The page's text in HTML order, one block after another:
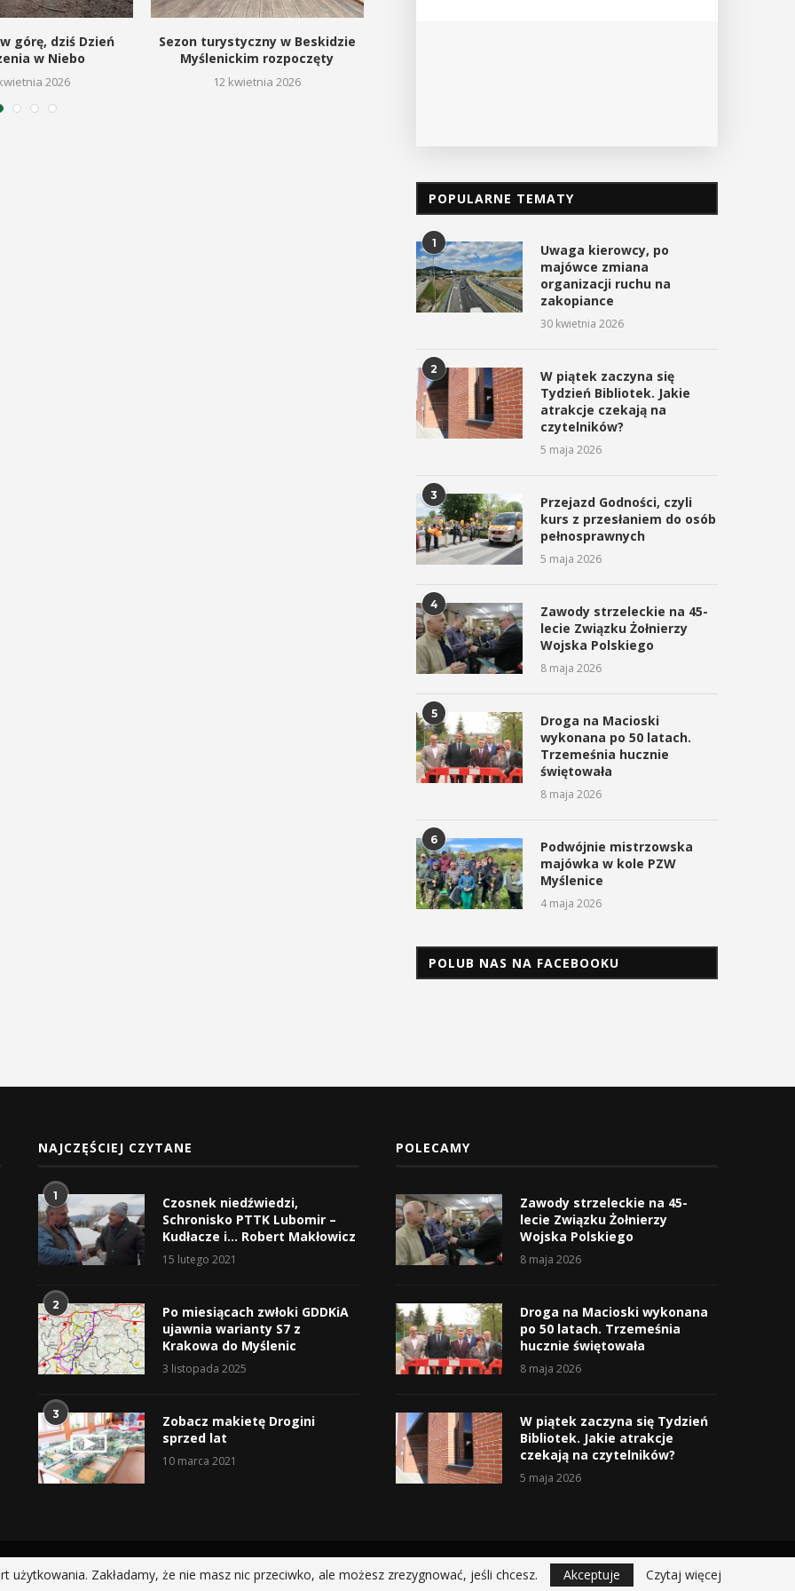
górę, dziś Dzień
w Niebo
2026
Sezon turystyczny w Beskidzie
Myślenickim rozpoczęty
12 kwietnia 2026
POKAŻ SZCZEGÓŁY
POPULARNE TEMATY
1
Uwaga kierowcy, po
majówce zmiana
organizacji ruchu na
zakopiance
30 kwietnia 2026
2
W piątek zaczyna się
Tydzień Bibliotek. Jakie
atrakcje czekają na
czytelników?
5 maja 2026
3
Przejazd Godności, czyli
kurs z przesłaniem do osób
pełnosprawnych
5 maja 2026
4
Zawody strzeleckie na 45-
lecie Związku Żołnierzy
Wojska Polskiego
8 maja 2026
5
Droga na Macioski
wykonana po 50 latach.
Trzemeśnia hucznie
świętowała
8 maja 2026
6
Podwójnie mistrzowska
majówka w kole PZW
Myślenice
4 maja 2026
POLUB NAS NA FACEBOOKU
NAJCZĘŚCIEJ CZYTANE
1
Czosnek niedźwiedzi,
Schronisko PTTK Lubomir –
Kudłacze i… Robert Makłowicz
15 lutego 2021
2
Po miesiącach zwłoki GDDKiA
ujawnia warianty S7 z
Krakowa do Myślenic
3 listopada 2025
3
Zobacz makietę Drogini
sprzed lat
10 marca 2021
POLECAMY
Zawody strzeleckie na 45-
lecie Związku Żołnierzy
Wojska Polskiego
8 maja 2026
Droga na Macioski wykonana
po 50 latach. Trzemeśnia
hucznie świętowała
8 maja 2026
W piątek zaczyna się Tydzień
Bibliotek. Jakie atrakcje
czekają na czytelników?
5 maja 2026
@2019 - All Right Reserved.
Zakładamy, że nie masz nic przeciwko, ale możesz zrezygnować, jeśli chcesz. Akceptuje Czytaj więcej